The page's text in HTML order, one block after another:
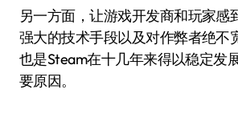
另一方面，让游戏开发商和玩家感
强大的技术手段以及对作弊者绝不
也是Steam在十几年来得以稳定发
要原因。